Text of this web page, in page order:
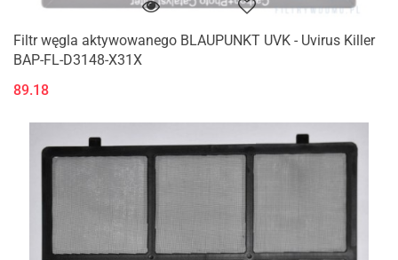
Filtr węgla aktywowanego BLAUPUNKT UVK - Uvirus Killer
BAP-FL-D3148-X31X
89.18